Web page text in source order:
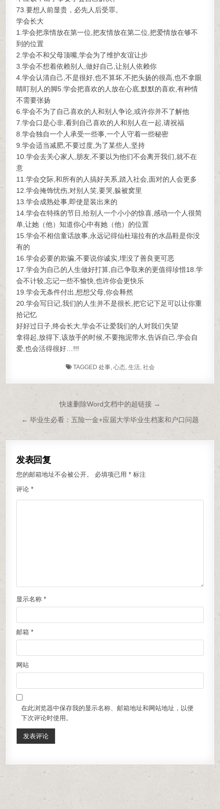
73.要想人前显贵，必先人后受罪。
学会长大
1.学会把亲情放在第一位,把友情放在第二位,把爱情放在够不
到的位置
2.学会不和父母顶嘴,学会为了维护友谊让步
3.学会不想着依赖别人,做好自己,让别人依赖你
4.学会认清自己,不是很好,也不算坏,不把头扬的很高,也不拿眼
睛盯别人的脚5.学会把喜欢的人放在心底,默默的喜欢,有种情
不需要张扬
6.学会不为了自己喜欢的人和别人争论,或许你并不了解他
7.学会口是心非,看到自己喜欢的人和别人在一起,请祝福
8.学会独自一个人承受一些事,一个人守着一些秘密
9.学会适当减肥,不要过度,为了某些人,坚持
10.学会去关心家人,朋友,不要以为他们不会离开我们,就不在
意
11.学会交际,和所有的人搞好关系,踏入社会,面对的人会更多
12.学会掩饰忧伤,对别人笑,要哭,躲被窝里
13.学会成熟处事,即使是装出来的
14.学会在特殊的节日,给别人一个小小的惊喜,感动一个人很简
单,让她（他）知道你心中有她（他）的位置
15.学会不相信童话故事,永远记得仙杜瑞拉有的水晶鞋是你没
有的
16.学会必要的欺骗,不要说你诚实,埋没了善良更可恶
17.学会为自己的人生做好打算,自己争取来的更值得珍惜18.学
会不计较,忘记一些不愉快,也许你会更快乐
19.学会无条件付出,想想父母,你会释然
20.学会写日记,我们的人生并不是很长,把它记下足可以让你重
拾记忆
好好过日子,终会长大,学会不让爱我们的人对我们失望
拿得起,放得下,该放手的时候,不要拖泥带水,告诉自己,学会自
爱,也会活得很好…!!!
TAGGED 处事, 心态, 生活, 社会
文章导航快速删除Word文档中的超链接 →
← 毕业生必看：五险一金+应届大学毕业生档案和户口问题
发表回复
您的邮箱地址不会被公开。 必填项已用* 标注
评论*
显示名称*
邮箱*
网站
在此浏览器中保存我的显示名称、邮箱地址和网站地址，以便
下次评论时使用。